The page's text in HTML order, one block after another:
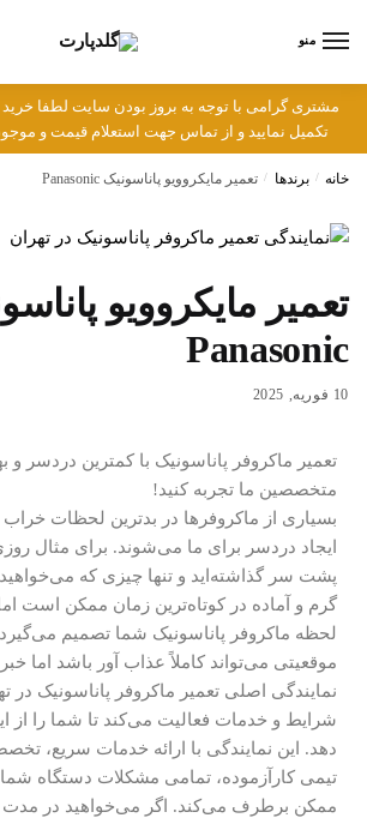
منو
مشتری گرامی با توجه به بروز بودن سایت لطفا
تکمیل نمایید و از تماس جهت استعلام قیمت و
خانه / برندها / تعمیر مایکروویو پاناسونیک Panasonic
تعمیر مایکروویو
Panasonic
10 فوریه, 2025
تعمیر ماکروفر پاناسونیک با کمترین دردسر و
متخصصین ما تجربه کنید!
بسیاری از ماکروفرها در بدترین لحظات
ایجاد دردسر برای ما می‌شوند. برای مثال
پشت سر گذاشته‌اید و تنها چیزی که
گرم و آماده در کوتاه‌ترین زمان ممکن است
لحظه ماکروفر پاناسونیک شما تصمیم می‌گیرد
موقعیتی می‌تواند کاملاً عذاب آور باشد اما
نمایندگی اصلی تعمیر ماکروفر پاناسونیک در
شرایط و خدمات فعالیت می‌کند تا شما را از
دهد. این نمایندگی با ارائه خدمات سریع،
تیمی کارآزموده، تمامی مشکلات دستگاه
ممکن برطرف می‌کند. اگر می‌خواهید در مدت